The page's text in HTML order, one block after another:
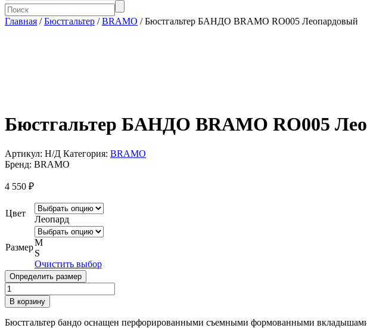
Главная /Бюстгальтер /BRAMO / Бюстгальтер БАНДО BRAMO RO005 Леопардовый
Бюстгальтер БАНДО BRAMO RO005
Артикул: Н/Д Категория: BRAMO
Бренд: BRAMO
4 550 ₽
Цвет
Леопард
РазмерM
S
Очистить выбор
Определить размер
Количество
товара
Бюстгальтер
БАНДО
В корзину
Бюстгальтер бандо оснащен перфорированными съемными формованными